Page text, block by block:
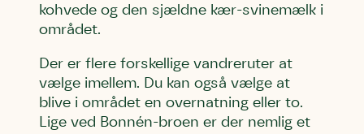
kohvede og den sjældne kær-svinemælk i
området.
Der er flere forskellige vandreruter at
vælge imellem. Du kan også vælge at
blive i området en overnatning eller to.
Lige ved Bonnén-broen er der nemlig et